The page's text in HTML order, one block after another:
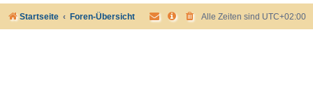
Startseite Foren-Übersicht Alle Zeiten sind UTC+02:00